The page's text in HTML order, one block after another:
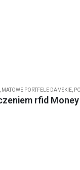
, MATOWE PORTFELE DAMSKIE,
rfid